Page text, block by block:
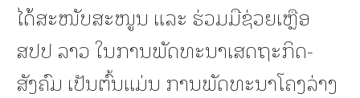
ໄດ້ສະໜັບສະໜູນ ແລະ ຮ່ວມມືຊ່ວຍເຫຼືອ
ສປປ ລາວ ​ໃນ​ການ​ພັດທະນາ​ເສດຖະກິດ-
ສັງຄົມ​ ເປັນຕົ້ນແມ່ນ ການພັດທະນາໂຄງລ່າງ